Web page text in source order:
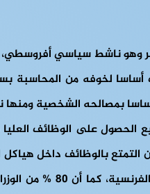
وهو ناشط سياسي
لخوفه من المحاسبة
بمصالحه الشخصية ومنها
الأصلي هو فقط من يستطيع الحصول
بالوظائف داخل هياكل
في إفريقيا الوسطى أصولهم